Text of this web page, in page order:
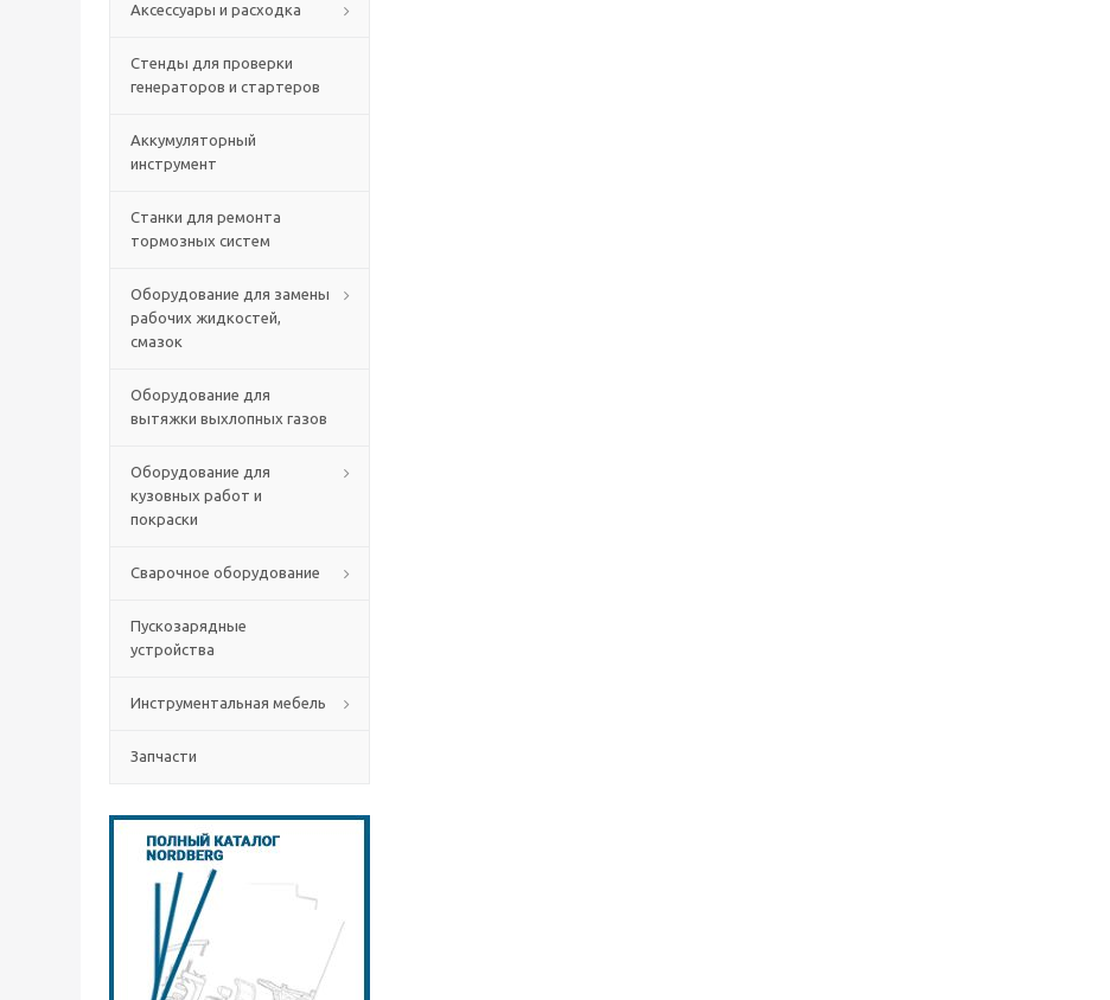
Аксессуары и расходка
Стенды для проверки
генераторов и стартеров
Аккумуляторный
инструмент
Станки для ремонта
тормозных систем
Оборудование для замены
рабочих жидкостей,
смазок
Оборудование для
вытяжки выхлопных газов
Оборудование для
кузовных работ и
покраски
Сварочное оборудование
Пускозарядные
устройства
Инструментальная мебель
Запчасти